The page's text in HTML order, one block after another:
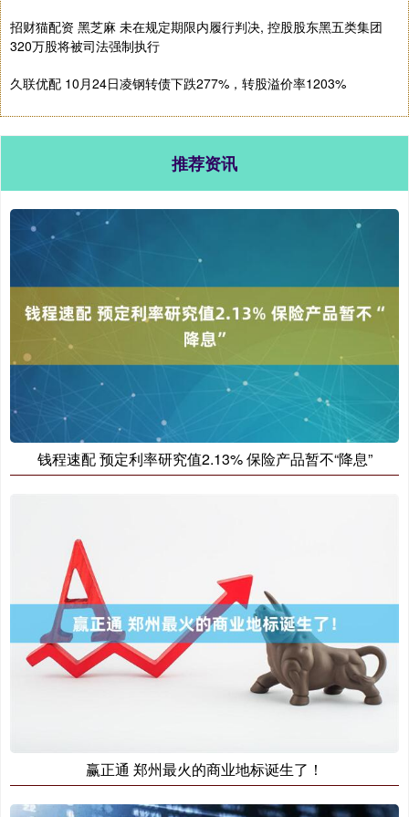
招财猫配资 黑芝麻 未在规定期限内履行判决, 控股股东黑五类集团
320万股将被司法强制执行
久联优配 10月24日凌钢转债下跌277%，转股溢价率1203%
推荐资讯
钱程速配 预定利率研究值2.13% 保险产品暂不“降息”
赢正通 郑州最火的商业地标诞生了！